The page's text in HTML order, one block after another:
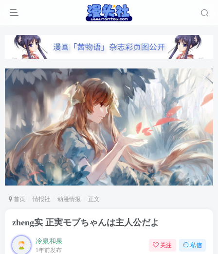
首页 情报社 动漫情报 正文
zheng实 正実モブちゃんは主人公だよ
冷泉和泉
1年前发布
关注 私信